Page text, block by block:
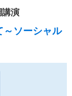
演
～ソーシャル